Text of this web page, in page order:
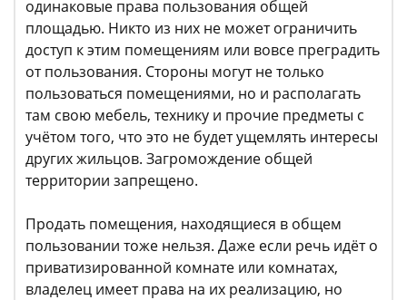
одинаковые права пользования общей
площадью. Никто из них не может ограничить
доступ к этим помещениям или вовсе преградить
от пользования. Стороны могут не только
пользоваться помещениями, но и располагать
там свою мебель, технику и прочие предметы с
учётом того, что это не будет ущемлять интересы
других жильцов. Загромождение общей
территории запрещено.
Продать помещения, находящиеся в общем
пользовании тоже нельзя. Даже если речь идёт о
приватизированной комнате или комнатах,
владелец имеет права на их реализацию, но